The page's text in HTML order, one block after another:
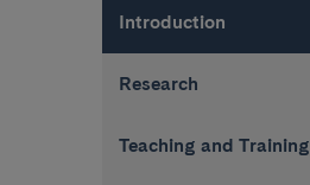
Introduction
Research
Teaching and Training